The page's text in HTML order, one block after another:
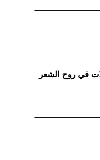
في روح الشعر